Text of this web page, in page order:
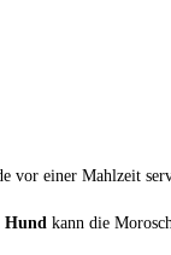
vor einer Mahlzeit
Hundkann die